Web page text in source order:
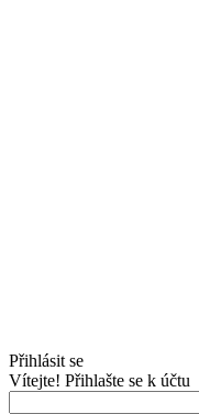
Přihlásit se
Vítejte! Přihlašte se k účtu